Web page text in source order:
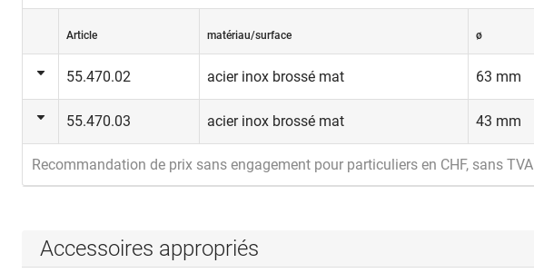
Article matériau/surface ø
55.470.02 acier inox brossé mat 63 mm
55.470.03 acier inox brossé mat 43 mm
Recommandation de prix sans engagement pour particuliers en CHF, sans TVA
Accessoires appropriés